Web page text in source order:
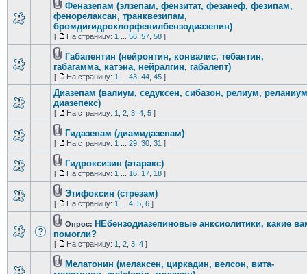
Феназепам (элзепам, фензитат, фезанеф, фезипам,
фенорелаксан, транквезипам,
бромдигидрохлорфенилбензодиазепин)
[ На страницу: 1 56, 57, 58]
Габапентин (нейронтин, конвалис, тебантин,
габагамма, катэна, нейралгин, габалепт)
[ На страницу: 1 43, 44, 45]
Диазепам (валиум, седуксен, сибазон, релиум,
диазепекс)
[ На страницу: 1 2, 3, 4, 5]
Гидазепам (диамидазепам)
[ На страницу: 1 29, 30, 31 ]
Гидроксизин (атаракс)
[ На страницу: 1 16, 17, 18]
Этифоксин (стрезам)
[ На страницу: 1 4, 5, 6]
Опрос: НЕбензодиазепиновые анксиолитики, какие
помогли?
[ На страницу: 1 2, 3, 4]
Мелатонин (мелаксен, циркадин, велсон, вита-